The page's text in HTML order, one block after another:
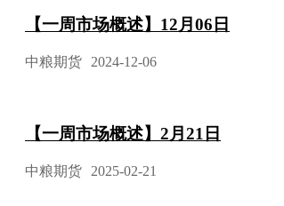
【一周市场概述】12月06日
中粮期货 2024-12-06
【一周市场概述】2月21日
中粮期货 2025-02-21